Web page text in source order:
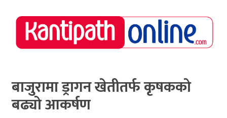
राष्ट्रिय
समाचार
नेपाल
अर्थ/
बाजुरामा ड्रागन खेतीतर्फ कृषकको
बढ्यो आकर्षण